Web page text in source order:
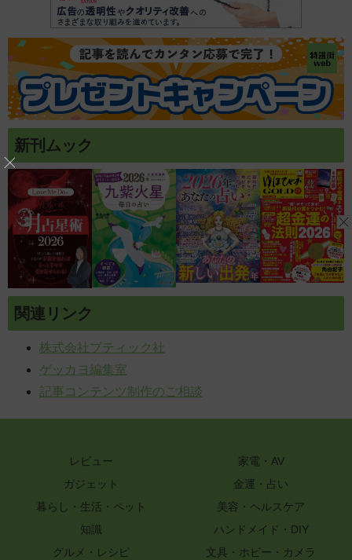
かもおいしかった
能性ドリンク【レ
ビュー】
新刊ムック
関連リンク
株式会社ブティック社
ゲッカヨ編集室
記事コンテンツ制作のご相談
レビュー
家電・AV
ガジェット
金運・占い
暮らし・生活・ペット
美容・ヘルスケア
知識
ハンドメイド・DIY
グルメ・レシピ
文具・ホビー・カメラ